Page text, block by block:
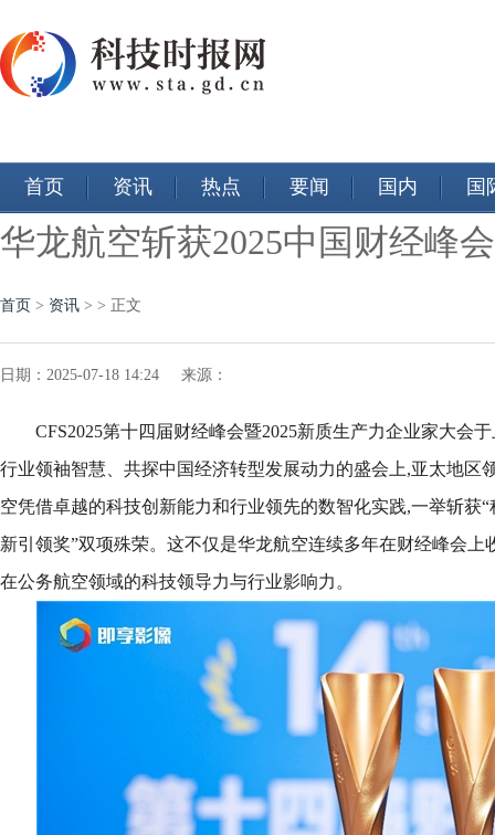
首页 资讯 热点 要闻 国内 国
华龙航空斩获2025中国财经峰
首页 > 资讯 > > 正文
日期：2025-07-18 14:24 来源：
CFS2025第十四届财经峰会暨2025新质生产力企业家大会
行业领袖智慧、共探中国经济转型发展动力的盛会上,亚太地
空凭借卓越的科技创新能力和行业领先的数智化实践,一举斩获
新引领奖”双项殊荣。这不仅是华龙航空连续多年在财经峰会上
在公务航空领域的科技领导力与行业影响力。